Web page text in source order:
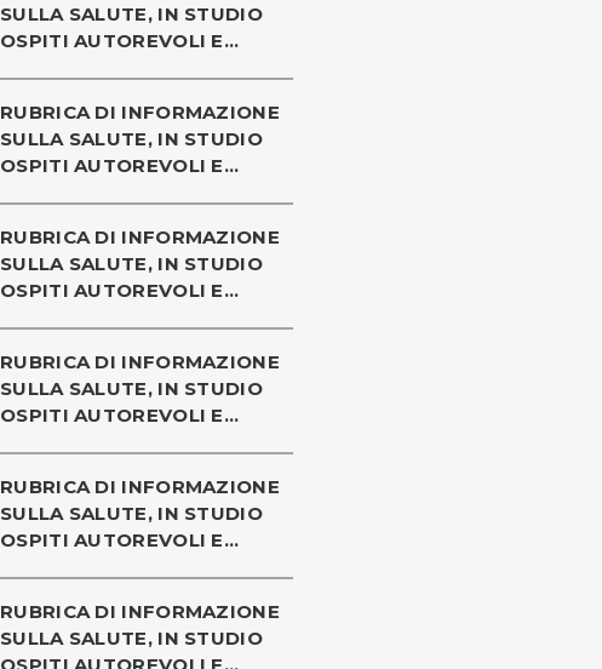
SULLA SALUTE, IN STUDIO
OSPITI AUTOREVOLI E...
RUBRICA DI INFORMAZIONE
SULLA SALUTE, IN STUDIO
OSPITI AUTOREVOLI E...
RUBRICA DI INFORMAZIONE
SULLA SALUTE, IN STUDIO
OSPITI AUTOREVOLI E...
RUBRICA DI INFORMAZIONE
SULLA SALUTE, IN STUDIO
OSPITI AUTOREVOLI E...
RUBRICA DI INFORMAZIONE
SULLA SALUTE, IN STUDIO
OSPITI AUTOREVOLI E...
RUBRICA DI INFORMAZIONE
SULLA SALUTE, IN STUDIO
OSPITI AUTOREVOLI E...